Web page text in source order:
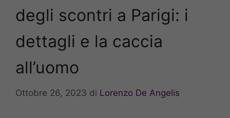
degli scontri a Parigi: i
dettagli e la caccia
all’uomo
Ottobre 26, 2023 di Lorenzo De Angelis